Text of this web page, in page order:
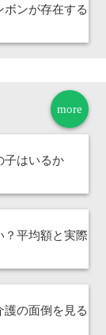
ンが存在する
more
はいるか
平均額と実際
の面倒を見る